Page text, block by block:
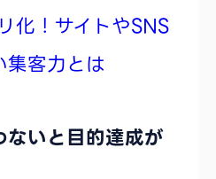
化！サイトやSNS
集客力とは
ないと目的達成が